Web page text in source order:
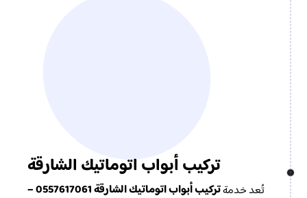
تركيب أبواب اتوماتيك الشارقة
تُعد خدمة
تركيب أبواب اتوماتيك الشارقة 0557617061 –